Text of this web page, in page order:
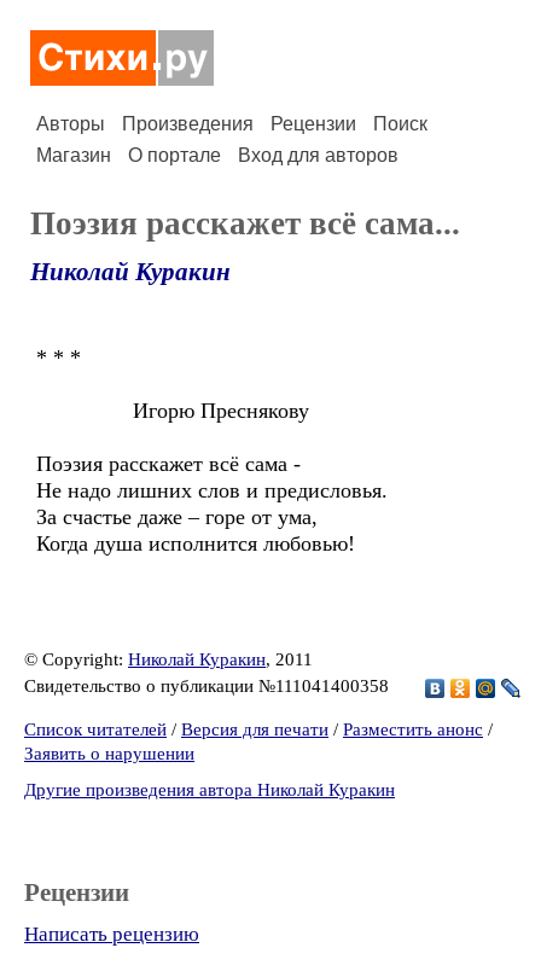
Авторы Произведения Рецензии
Поиск
Магазин
О портале Вход для авторов
Поэзия расскажет всё сама...
Николай Куракин
* * *
Игорю Преснякову
Поэзия расскажет всё сама -
Не надо лишних слов и предисловья.
За счастье даже – горе от ума,
Когда душа исполнится любовью!
© Copyright: Николай Куракин, 2011
Свидетельство о публикации №111041400358
Список читателей / Версия для печати / Разместить анонс /
Заявить о нарушении
Другие произведения автора Николай Куракин
Рецензии
Написать рецензию